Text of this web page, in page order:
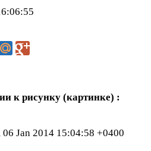
к рисунку (картинке) :
06 Jan 2014 15:04:58 +0400